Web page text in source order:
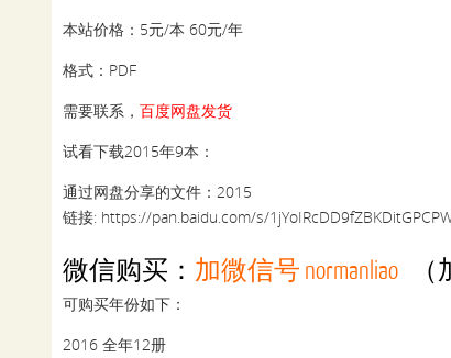
本站价格：5元/本 60元/年
格式：PDF
需要联系， 百度网盘发货
试看下载2015年9本：
通过网盘分享的文件：2015
链接: https://pan.baidu.com/s/
微信购买： 加微信号 normanliao （
可购买年份如下：
2016 全年12册